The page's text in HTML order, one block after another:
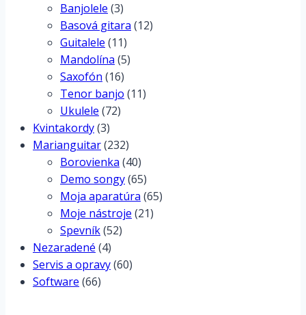
Banjolele (3)
Basová gitara (12)
Guitalele (11)
Mandolína (5)
Saxofón (16)
Tenor banjo (11)
Ukulele (72)
Kvintakordy(3)
Marianguitar(232)
Borovienka (40)
Demo songy(65)
Moja aparatúra (65)
Moje nástroje (21)
Spevník(52)
Nezaradené (4)
Servis a opravy(60)
Software (66)